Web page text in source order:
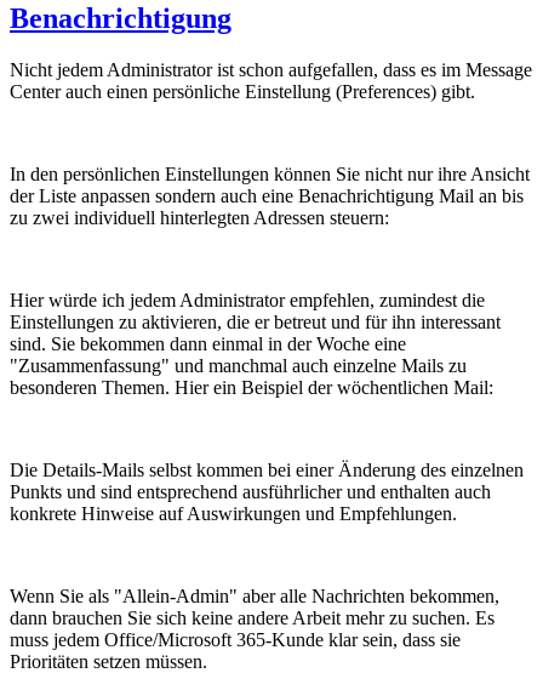
Benachrichtigung
Nicht jedem Administrator ist schon aufgefallen, dass es im Message
Center auch einen persönliche Einstellung (Preferences) gibt.
In den persönlichen Einstellungen können Sie nicht nur ihre Ansicht
der Liste anpassen sondern auch eine Benachrichtigung Mail an bis
zu zwei individuell hinterlegten Adressen steuern:
Hier würde ich jedem Administrator empfehlen, zumindest die
Einstellungen zu aktivieren, die er betreut und für ihn interessant
sind. Sie bekommen dann einmal in der Woche eine
"Zusammenfassung" und manchmal auch einzelne Mails zu
besonderen Themen. Hier ein Beispiel der wöchentlichen Mail:
Die Details-Mails selbst kommen bei einer Änderung des einzelnen
Punkts und sind entsprechend ausführlicher und enthalten auch
konkrete Hinweise auf Auswirkungen und Empfehlungen.
Wenn Sie als "Allein-Admin" aber alle Nachrichten bekommen,
dann brauchen Sie sich keine andere Arbeit mehr zu suchen. Es
muss jedem Office/Microsoft 365-Kunde klar sein, dass sie
Prioritäten setzen müssen.